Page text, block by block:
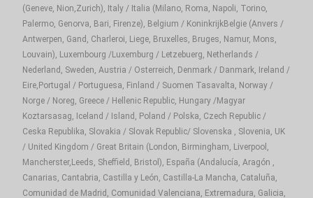
(Geneve, Nion,Zurich), Italy / Italia (Milano, Roma, Napoli, Torino,
Palermo, Genorva, Bari, Firenze), Belgium / KoninkrijkBelgie (Anvers /
Antwerpen, Gand, Charleroi, Liege, Bruxelles, Bruges, Namur, Mons,
Louvain), Luxembourg /Luxemburg / Letzebuerg, Netherlands /
Nederland, Sweden, Austria / Osterreich, Denmark / Danmark, Ireland /
Eire,Portugal / Portuguesa, Finland / Suomen Tasavalta, Norway /
Norge / Noreg, Greece / Hellenic Republic, Hungary /Magyar
Koztarsasag, Iceland / Island, Poland / Polska, Czech Republic /
Ceska Republika, Slovakia / Slovak Republic/ Slovenska , Slovenia, UK
/ United Kingdom / Great Britain (London, Birmingham, Liverpool,
Mancherster,Leeds, Sheffield, Bristol), España (Andalucía, Aragón ,
Canarias, Cantabria, Castilla y León, Castilla-La Mancha, Cataluña,
Comunidad de Madrid, Comunidad Valenciana, Extremadura, Galicia,